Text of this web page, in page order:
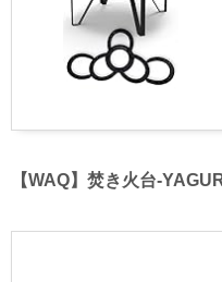
【WAQ】焚き火台-